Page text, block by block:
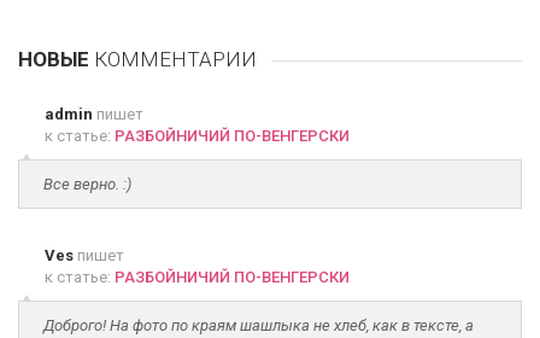
НОВЫЕ КОММЕНТАРИИ
admin пишет
к статье: РАЗБОЙНИЧИЙ ПО-ВЕНГЕРСКИ
Все верно. :)
Ves пишет
к статье: РАЗБОЙНИЧИЙ ПО-ВЕНГЕРСКИ
Доброго! На фото по краям шашлыка не хлеб, как в тексте, а